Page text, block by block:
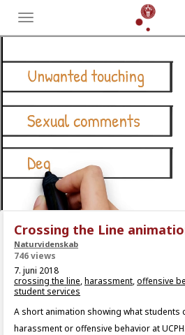
Toggle
menu
Crossing the Line
Naturvidenskab
746 views
7. juni 2018
crossing the line,harassment,offensive
student services
A short animation showing what students
harassment or offensive behavior at UCPH.